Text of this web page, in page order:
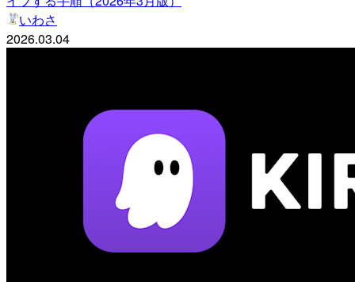
いわさ
2026.03.04